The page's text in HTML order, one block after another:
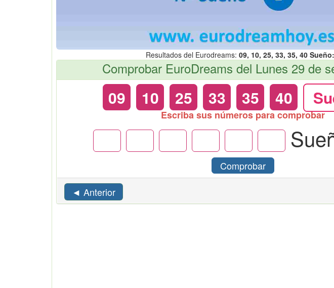
Resultados del Eurodreams: 09, 10, 25, 33, 35, 40
Comprobar EuroDreams del Lunes 29 de
09 10 25 33 35 40
Escriba sus números para comprobar
Comprobar
◄ Anterior